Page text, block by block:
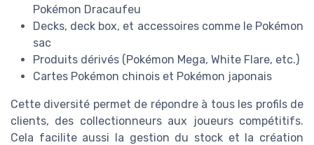
Pokémon Dracaufeu
Decks, deck box, et accessoires comme le Pokémon
sac
Produits dérivés (Pokémon Mega, White Flare, etc.)
Cartes Pokémon chinois et Pokémon japonais
Cette diversité permet de répondre à tous les profils de
clients, des collectionneurs aux joueurs compétitifs.
Cela facilite aussi la gestion du stock et la création